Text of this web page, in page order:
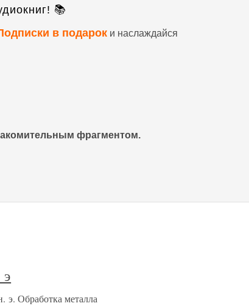
📚
в подарок и наслаждайся
фрагментом.
э. Обработка металла